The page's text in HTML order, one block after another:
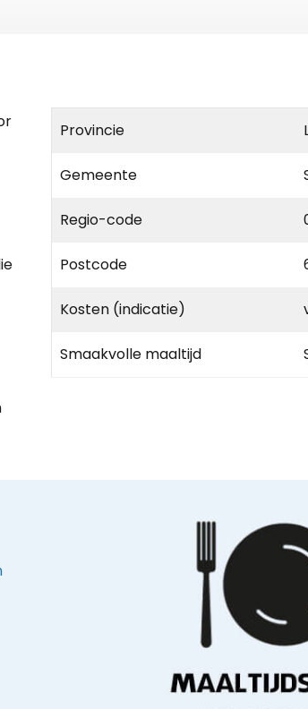
Provincie
Gemeente
Regio-code
Postcode
Kosten (indicatie)
Smaakvolle maaltijd